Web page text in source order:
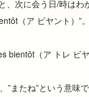
、次に会う日/時はわ
（ア ビヤント）”。
bientôt（ア トレ ビヤ
またね”という意味で